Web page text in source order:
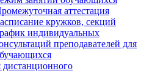
аттестация
кружков, секций
индивидуальных
преподавателей для
дистанционного